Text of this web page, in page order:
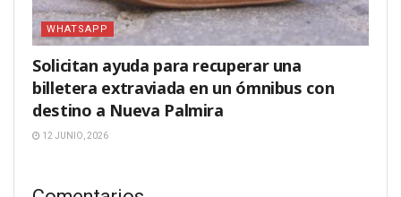
WHATSAPP
Solicitan ayuda para recuperar una
billetera extraviada en un ómnibus con
destino a Nueva Palmira
12 JUNIO, 2026